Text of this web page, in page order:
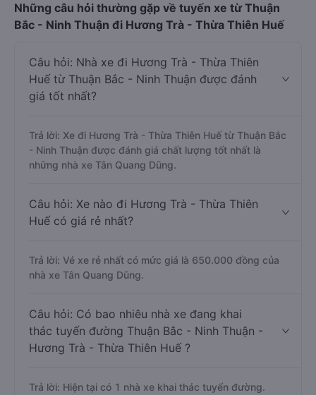
Những câu hỏi thường gặp về tuyến xe từ Thuận
Bắc - Ninh Thuận đi Hương Trà - Thừa Thiên Huế
Câu hỏi: Nhà xe đi Hương Trà - Thừa Thiên
Huế từ Thuận Bắc - Ninh Thuận được đánh
giá tốt nhất?
Trả lời: Xe đi Hương Trà - Thừa Thiên Huế từ Thuận Bắc
- Ninh Thuận được đánh giá chất lượng tốt nhất là
những nhà xe Tân Quang Dũng.
Câu hỏi: Xe nào đi Hương Trà - Thừa Thiên
Huế có giá rẻ nhất?
Trả lời: Vé xe rẻ nhất có mức giá là 650.000 đồng của
nhà xe Tân Quang Dũng.
Câu hỏi: Có bao nhiêu nhà xe đang khai
thác tuyến đường Thuận Bắc - Ninh Thuận -
Hương Trà - Thừa Thiên Huế ?
Trả lời: Hiện tại có 1 nhà xe khai thác tuyến đường.